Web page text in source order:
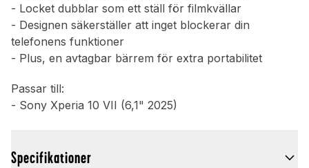
- Locket dubblar som ett ställ för filmkvällar
- Designen säkerställer att inget blockerar din
telefonens funktioner
- Plus, en avtagbar bärrem för extra portabilitet
Passar till:
- Sony Xperia 10 VII (6,1" 2025)
Specifikationer